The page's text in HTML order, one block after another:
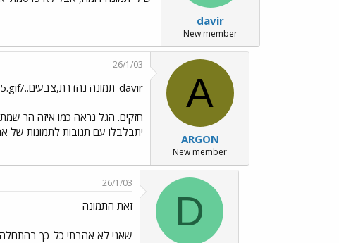
davir
New member
A
ARGON
New member
26/1/03
davir-תמונה נהדרת,צבעים../images/Emo15.gif
חזקים. הגל נראה כמו איזה הר
יתבלבלו עם תגובות לתמונות
D
26/1/03
זאת התמונה
שאני לא אהבתי כל-כך